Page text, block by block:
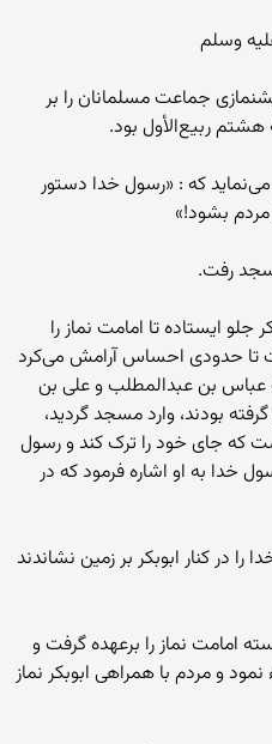
وسلم
جماعت مسلمانان را بر
ربیع‌الأول بود.
که : «رسول خدا دستور
مردم بشود!»
رفت.
جلو ایستاده تا امامت نماز را
تا حدودی احساس آرامش می‌کرد
عباس بن عبدالمطلب و علی بن
بودند، وارد مسجد گردید،
که جای خود را ترک کند و رسول
خدا به او اشاره فرمود که در
در کنار ابوبکر بر زمین نشاندند
امامت نماز را برعهده گرفت و
نمود و مردم با همراهی ابوبکر نماز